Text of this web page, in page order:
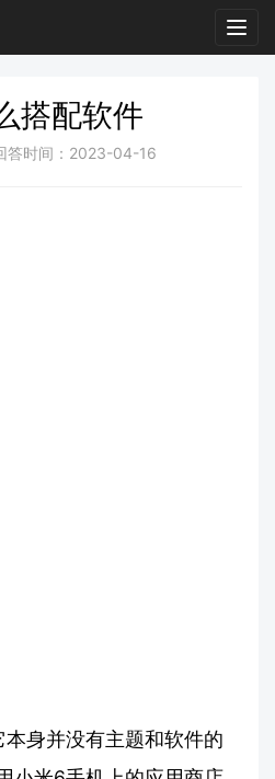
搭配软件
答时间：2023-04-16
身并没有主题和软件的